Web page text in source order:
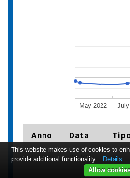
May 2022 July
Anno Data Tipo
2023 25/06 P
This website makes use of cookies to
provide additional functionality.
Details
Allow cookies